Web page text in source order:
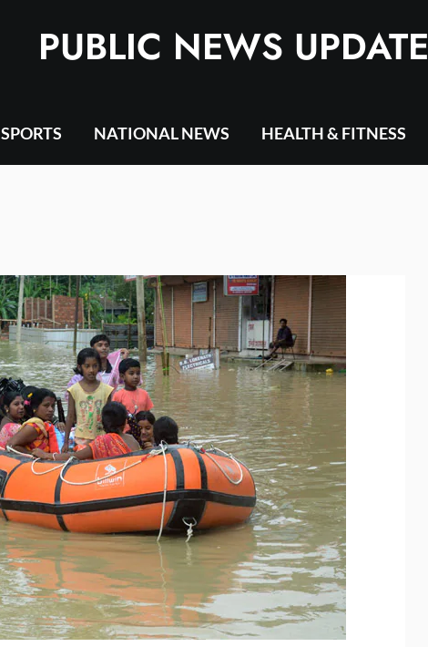
PUBLIC NEWS UPDATE
SPORTS NATIONAL NEWS HEALTH & FITNESS